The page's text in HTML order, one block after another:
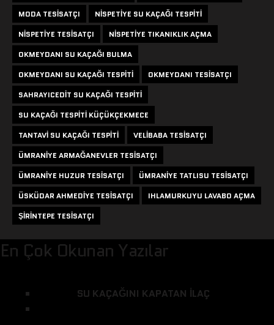
MODA TESISATÇI
NISPETIYE SU KAÇAĞI TESPITI
NISPETIYE TESISATÇI
NISPETIYE TIKANIKLIK AÇMA
OKMEYDANI SU KAÇAĞI BULMA
OKMEYDANI SU KAÇAĞI TESPITI
OKMEYDANI TESISATÇI
SAHRAYICEDIT SU KAÇAĞI TESPITI
SU KAÇAĞI TESPITI KÜÇÜKÇEKMECE
TANTAVI SU KAÇAĞI TESPITI
VELIBABA TESISATÇI
ÜMRANIYE ARMAĞANEVLER TESISATÇI
ÜMRANIYE HUZUR TESISATÇI
ÜMRANIYE TATLISU TESISATÇI
ÜSKÜDAR AHMEDIYE TESISATÇI
IHLAMURKUYU LAVABO AÇMA
ŞIRINTEPE TESISATÇI
En Çok Okunan Yazılar
SU KAÇAĞINI KAPATAN ILAÇ